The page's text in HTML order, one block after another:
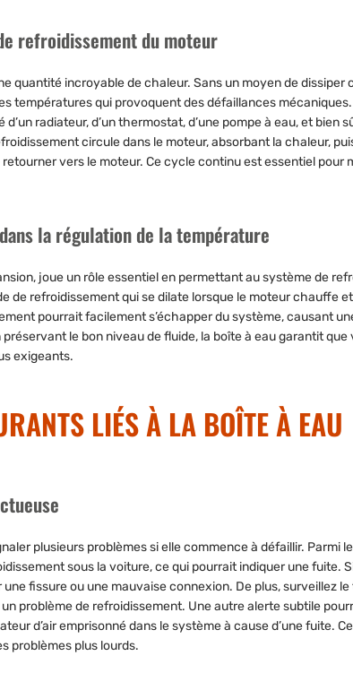
refroidissement du moteur
quantité incroyable de chaleur. Sans un moyen de
températures qui provoquent des défaillances
radiateur, d’un thermostat, d’une pompe à eau, et bien
circule dans le moteur, absorbant la chaleur,
vers le moteur. Ce cycle continu est essentiel pour
la régulation de la température
joue un rôle essentiel en permettant au système de
de refroidissement qui se dilate lorsque le moteur chauffe
pourrait facilement s’échapper du système, causant
le bon niveau de fluide, la boîte à eau garantit
exigeants.
LIÉS À LA BOÎTE À EAU
plusieurs problèmes si elle commence à défaillir. Parmi
sous la voiture, ce qui pourrait indiquer une fuite.
fissure ou une mauvaise connexion. De plus, surveillez
problème de refroidissement. Une autre alerte subtile
d’air emprisonné dans le système à cause d’une fuite.
problèmes plus lourds.